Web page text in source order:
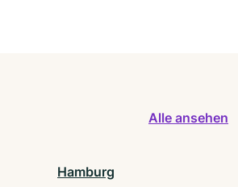
Alle ansehen
Hamburg